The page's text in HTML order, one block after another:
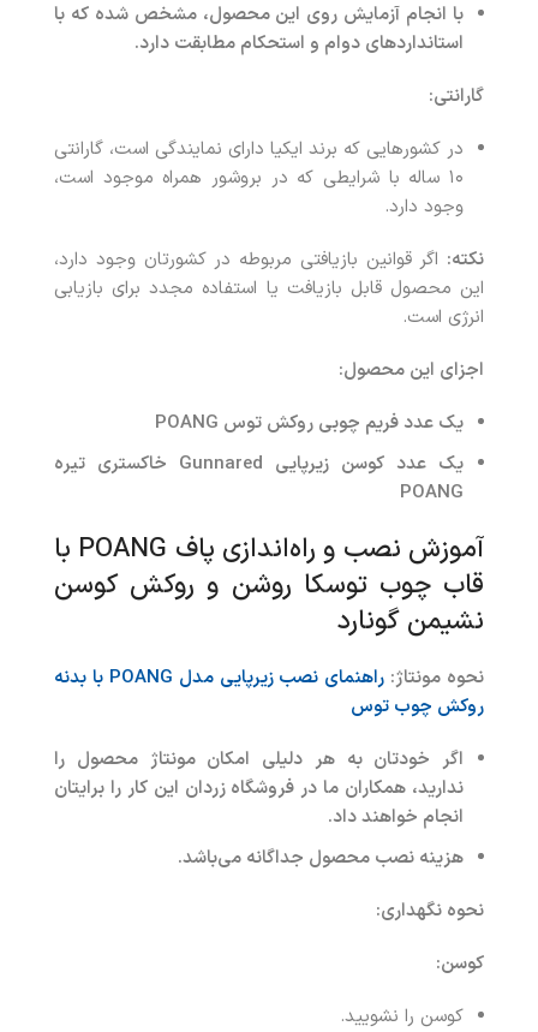
با انجام آزمایش روی این محصول، مشخص شده که با
استانداردهای دوام و استحکام مطابقت دارد.
گارانتی:
در کشورهایی که برند ایکیا دارای نمایندگی است، گارانتی
۱۰ ساله با شرایطی که در بروشور همراه موجود است،
وجود دارد.
نکته: اگر قوانین بازیافتی مربوطه در کشورتان وجود دارد،
این محصول قابل بازیافت یا استفاده مجدد برای بازیابی
انرژی است.
اجزای این محصول:
یک عدد فریم چوبی روکش توس POANG
یک عدد کوسن زیرپایی Gunnared خاکستری تیره
POANG
آموزش نصب و راه‌اندازی پاف POANG با
قاب چوب توسکا روشن و روکش کوسن
نشیمن گونارد
نحوه مونتاژ: راهنمای نصب زیرپایی مدل
POANG با بدنه
روکش چوب توس
اگر خودتان به هر دلیلی امکان مونتاژ محصول را
ندارید، همکاران ما در فروشگاه زردان این کار را برایتان
انجام خواهند داد.
هزینه نصب محصول جداگانه می‌باشد.
نحوه نگهداری:
کوسن:
کوسن را نشویید.